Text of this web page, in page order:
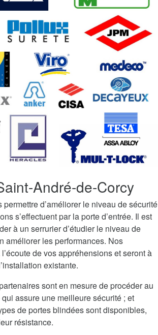
André-de-Corcy
d’améliorer le niveau de sécurité
s’effectuent par la porte d’entrée. Il est
à un serrurier d’étudier le niveau de
améliorer les performances. Nos
de vos appréhensions et seront à
existante.
sont en mesure de procéder au
assure une meilleure sécurité ; et
de portes blindées sont disponibles,
résistance.